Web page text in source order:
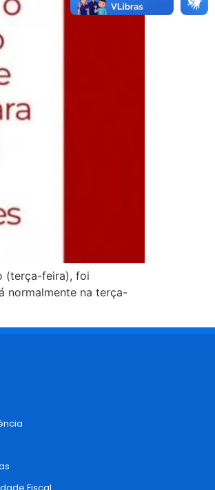
(terça-feira), foi
normalmente na terça-